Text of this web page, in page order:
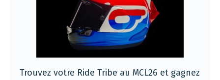
Trouvez votre Ride Tribe au MCL26 et gagnez